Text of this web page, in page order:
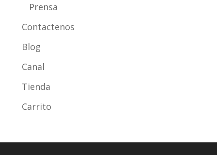
Prensa
Contactenos
Blog
Canal
Tienda
Carrito